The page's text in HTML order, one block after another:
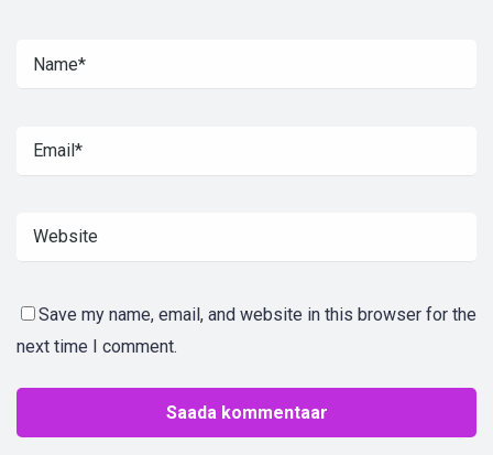
Save my name, email, and website in this browser for the
next time I comment.